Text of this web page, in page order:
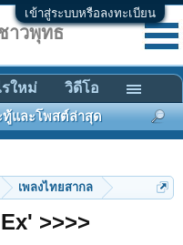
เข้าสู่ระบบหรือลงทะเบียน
เพลงไทยสากล
>>>>
าวพุทธ
ทู้และโพสต์ล่าสุด
ใหม่ วิดีโอ